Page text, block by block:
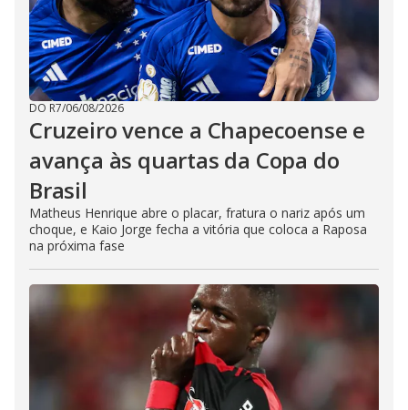
DO R7/06/08/2026
Cruzeiro vence a Chapecoense e
avança às quartas da Copa do
Brasil
Matheus Henrique abre o placar, fratura o nariz após um
choque, e Kaio Jorge fecha a vitória que coloca a Raposa
na próxima fase